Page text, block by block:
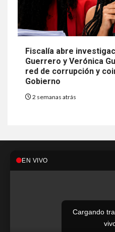
Fiscalía abre
Guerrero y Verónica
red de corrupción y
Gobierno
2 semanas atrás
EN VIVO
Cargando